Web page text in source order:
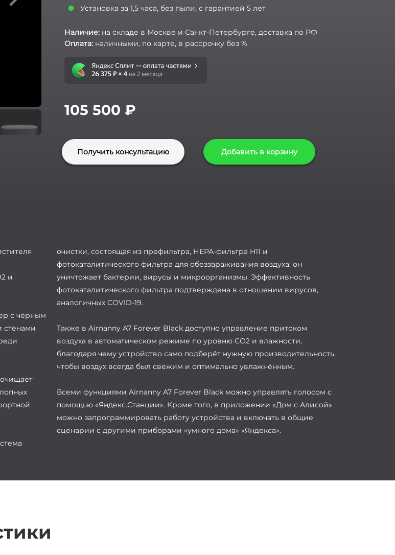
Установка за 1,5 часа, без пыли, с гарантией 5 лет
Наличие: на складе в Москве и Санкт-Петербурге, доставка по РФ
Оплата: наличными, по карте, в рассрочку без %
105 500 ₽
Получить консультацию Добавить в корзину
и
с чёрным
стенами
очистки, состоящая из префильтра, НЕРА-фильтра H11 и
фотокаталитического фильтра для обеззараживания воздуха: он
уничтожает бактерии, вирусы и микроорганизмы. Эффективность
фотокаталитического фильтра подтверждена в отношении вирусов,
аналогичных COVID-19.
Также в Airnanny A7 Forever Black доступно управление притоком
воздуха в автоматическом режиме по уровню CO2 и влажности,
благодаря чему устройство само подберёт нужную производительность,
чтобы воздух всегда был свежим и оптимально увлажнённым.
Всеми функциями Airnanny A7 Forever Black можно управлять голосом с
помощью «Яндекс.Станции». Кроме того, в приложении «Дом с Алисой»
можно запрограммировать работу устройства и включать в общие
сценарии с другими приборами «умного дома» «Яндекса».